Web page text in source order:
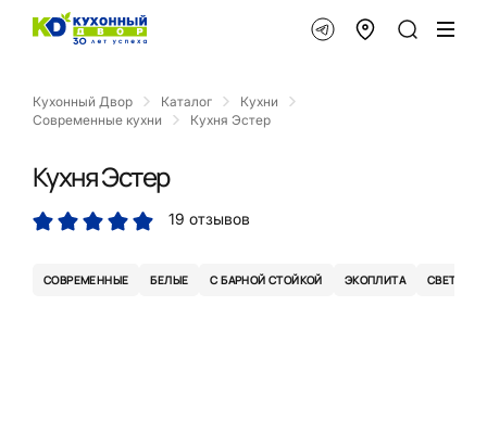
Кухонный Двор Каталог
Кухни
Современные кухни
Кухня Эстер
Кухня Эстер
19 отзывов
СОВРЕМЕННЫЕ БЕЛЫЕ С БАРНОЙ СТОЙКОЙ ЭКОПЛИТА СВЕТЛЫЕ